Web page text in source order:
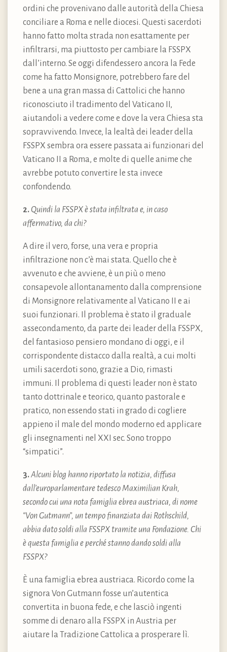
ordini che provenivano dalle autorità della Chiesa
conciliare a Roma e nelle diocesi. Questi sacerdoti
hanno fatto molta strada non esattamente per
infiltrarsi, ma piuttosto per cambiare la FSSPX
dall’interno. Se oggi difendessero ancora la Fede
come ha fatto Monsignore, potrebbero fare del
bene a una gran massa di Cattolici che hanno
riconosciuto il tradimento del Vaticano II,
aiutandoli a vedere come e dove la vera Chiesa sta
sopravvivendo. Invece, la lealtà dei leader della
FSSPX sembra ora essere passata ai funzionari del
Vaticano II a Roma, e molte di quelle anime che
avrebbe potuto convertire le sta invece
confondendo.
2. Quindi la FSSPX è stata infiltrata e, in caso
affermativo, da chi?
A dire il vero, forse, una vera e propria
infiltrazione non c’è mai stata. Quello che è
avvenuto e che avviene, è un più o meno
consapevole allontanamento dalla comprensione
di Monsignore relativamente al Vaticano II e ai
suoi funzionari. Il problema è stato il graduale
assecondamento, da parte dei leader della FSSPX,
del fantasioso pensiero mondano di oggi, e il
corrispondente distacco dalla realtà, a cui molti
umili sacerdoti sono, grazie a Dio, rimasti
immuni. Il problema di questi leader non è stato
tanto dottrinale e teorico, quanto pastorale e
pratico, non essendo stati in grado di cogliere
appieno il male del mondo moderno ed applicare
gli insegnamenti nel XXI sec. Sono troppo
“simpatici”.
3.Alcuni blog hanno riportato la notizia, diffusa
dall’europarlamentare tedesco Maximilian Krah,
secondo cui una nota famiglia ebrea austriaca, di nome
“Von Gutmann”, un tempo finanziata dai Rothschild,
abbia dato soldi alla FSSPX tramite una Fondazione. Chi
è questa famiglia e perché stanno dando soldi alla
FSSPX?
È una famiglia ebrea austriaca. Ricordo come la
signora Von Gutmann fosse un’autentica
convertita in buona fede, e che lasciò ingenti
somme di denaro alla FSSPX in Austria per
aiutare la Tradizione Cattolica a prosperare lì.